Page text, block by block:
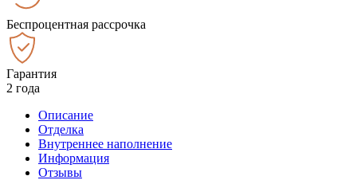
Беспроцентная рассрочка
Гарантия
2 года
Описание
Отделка
Внутреннее наполнение
Информация
Отзывы